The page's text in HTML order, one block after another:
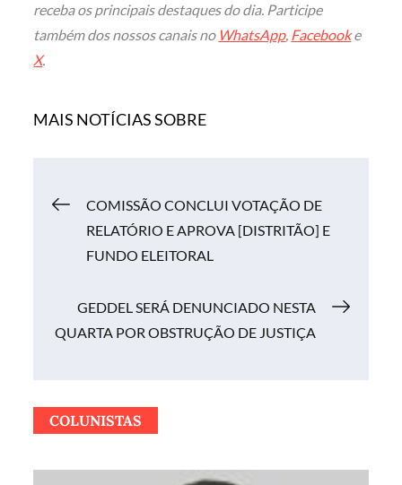
receba os principais destaques do dia. Participe
também dos nossos canais no WhatsApp, Facebooke
X.
MAIS NOTÍCIAS SOBRE
Navegação
de
Post
COMISSÃO CONCLUI VOTAÇÃO DE
RELATÓRIO E APROVA [DISTRITÃO] E
FUNDO ELEITORAL
GEDDEL SERÁ DENUNCIADO NESTA
QUARTA POR OBSTRUÇÃO DE JUSTIÇA
COLUNISTAS